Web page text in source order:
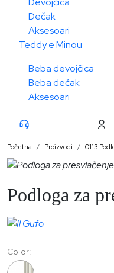
Dečak
Aksesoari
Teddy e Minou
Beba devojčica
Beba dečak
Aksesoari
Početna Proizvodi 0113
Podloga za
Color: